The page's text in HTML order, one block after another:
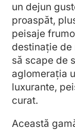
un dejun
proaspăt,
peisaje
destinație de
să scape de
aglomerația
luxurante,
curat.
Această